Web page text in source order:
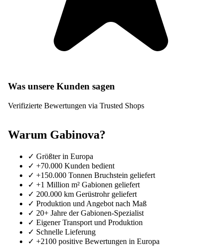
Was unsere Kunden sagen
Verifizierte Bewertungen via Trusted Shops
Warum Gabinova?
✓ Größter in Europa
✓ +70.000 Kunden bedient
✓ +150.000 Tonnen Bruchstein geliefert
✓ +1 Million m² Gabionen geliefert
✓ 200.000 km Gerüstrohr geliefert
✓ Produktion und Angebot nach Maß
✓ 20+ Jahre der Gabionen-Spezialist
✓ Eigener Transport und Produktion
✓ Schnelle Lieferung
✓ +2100 positive Bewertungen in Europa